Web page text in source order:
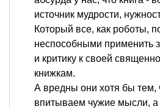
источник мудрости,
Который все, как роботы,
неспособными применить
и критику к своей
книжкам.
А вредны они хотя бы тем,
впитываем чужие мысли, а